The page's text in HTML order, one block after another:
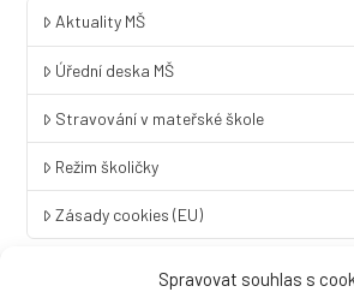
Spravovat souhlas s
Aktuality MŠ
Úřední deska MŠ
Stravování v mateřské škole
Režim školičky
Zásady cookies (EU)